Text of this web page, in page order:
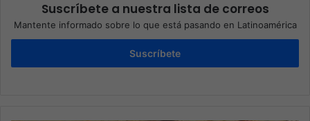
Suscríbete a nuestra lista de correos
Mantente informado sobre lo que está pasando en Latinoamérica
Suscríbete